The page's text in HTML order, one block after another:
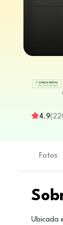
4.9(
Fotos
Ubicada